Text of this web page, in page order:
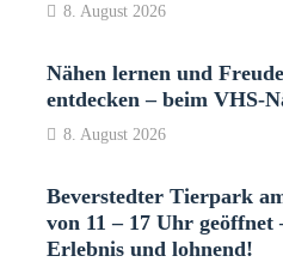
8. August 2026
Nähen lernen und
entdecken – beim VHS-
8. August 2026
Beverstedter Tierpark
von 11 – 17 Uhr
Erlebnis und lohnend!